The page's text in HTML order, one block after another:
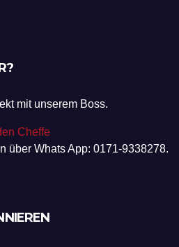
mit unserem Boss.
Cheffe
über Whats App: 0171-9338278.